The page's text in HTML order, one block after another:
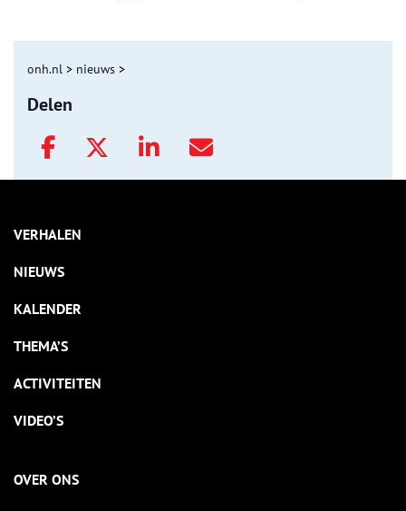
onh.nl > nieuws >
Delen
VERHALEN
NIEUWS
KALENDER
THEMA’S
ACTIVITEITEN
VIDEO’S
OVER ONS